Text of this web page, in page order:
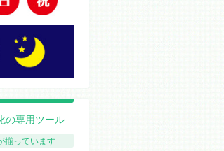
の専用ツール
揃っています